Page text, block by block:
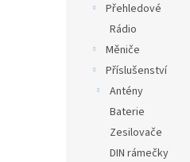
Přehledové
Rádio
Měniče
Příslušenství
Antény
Baterie
Zesilovače
DIN rámečky